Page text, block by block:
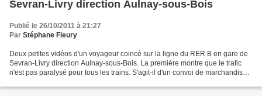
Sevran-Livry direction Aulnay-sous-Bois
Publié le 26/10/2011 à 21:27
Par Stéphane Fleury
Deux petites vidéos d'un voyageur coincé sur la ligne du RER B en gare de
Sevran-Livry direction Aulnay-sous-Bois. La première montre que le trafic
n'est pas paralysé pour tous les trains. S'agit-il d'un convoi de marchandises